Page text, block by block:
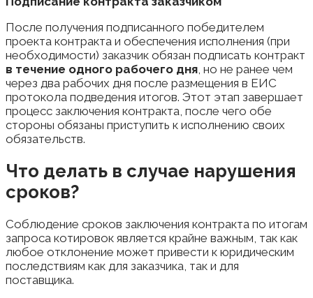
После получения подписанного победителем
проекта контракта и обеспечения исполнения (при
необходимости) заказчик обязан подписать контракт
в течение одного рабочего дня, но не ранее чем
через два рабочих дня после размещения в ЕИС
протокола подведения итогов. Этот этап завершает
процесс заключения контракта, после чего обе
стороны обязаны приступить к исполнению своих
обязательств.
Что делать в случае нарушения
сроков?
Соблюдение сроков заключения контракта по итогам
запроса котировок является крайне важным, так как
любое отклонение может привести к юридическим
последствиям как для заказчика, так и для
поставщика.